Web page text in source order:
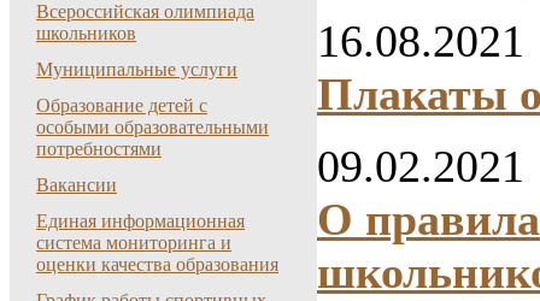
Всероссийская олимпиада
школьников
Муниципальные услуги
Образование детей с
особыми образовательными
потребностями
Вакансии
Единая информационная
система мониторинга и
оценки качества образования
16.08.2021
Плакаты
09.02.2021
О